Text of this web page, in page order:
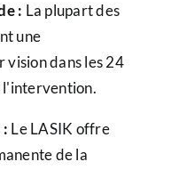
: La plupart des
une
dans les 24
l'intervention.
Le LASIK offre
de la